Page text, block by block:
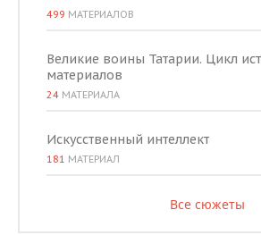
499 МАТЕРИАЛОВ
Великие воины Татарии. Цикл
материалов
24 МАТЕРИАЛА
Искусственный интеллект
181 МАТЕРИАЛ
Все сюжеты